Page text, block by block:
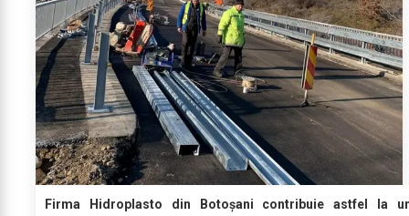
Firma Hidroplasto din Botoșani contribuie astfel la